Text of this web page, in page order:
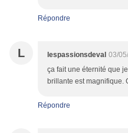
Répondre
L lespassionsdeval 03/
ça fait une éternité que
brillante est magnifique.
Répondre